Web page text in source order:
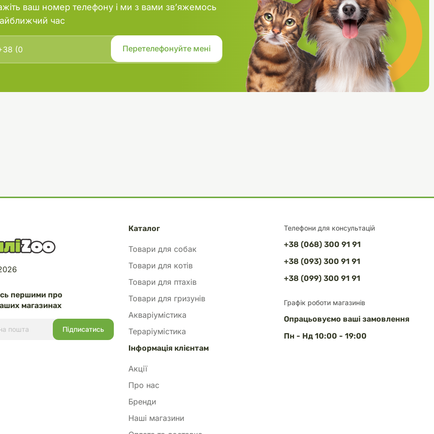
ваш номер телефону і ми з вами зв’яжемось
час
Телефони для консультацій
+38 (068) 300 91 91
+38 (093) 300 91 91
+38 (099) 300 91 91
Графік роботи магазинів
Опрацьовуємо ваші замовлення
Пн - Нд 10:00 - 19:00
першими про
магазинах
Каталог
Товари для собак
Товари для котів
Товари для птахів
Товари для гризунів
Акваріумістика
Тераріумістика
Інформація клієнтам
Акції
Про нас
Бренди
Наші магазини